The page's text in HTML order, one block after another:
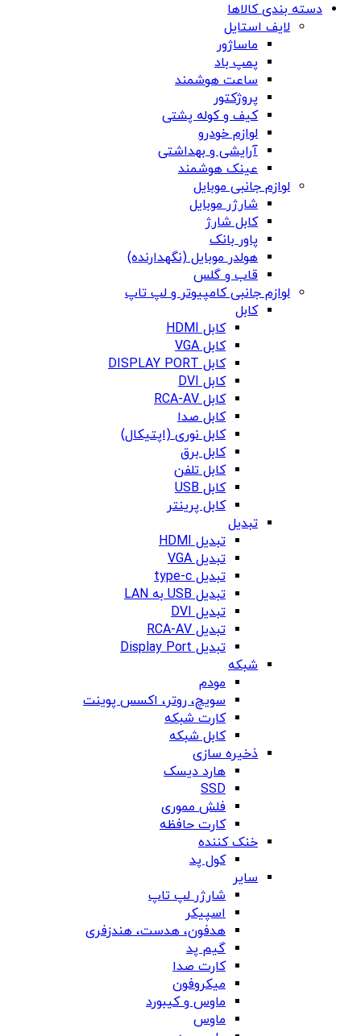
دسته بندی کالاها
لایف استایل
ماساژور
پمپ باد
ساعت هوشمند
پروژکتور
کیف و کوله پشتی
لوازم خودرو
آرایشی و بهداشتی
عینک هوشمند
لوازم جانبی موبایل
شارژر موبایل
کابل شارژ
پاور بانک
هولدر موبایل (نگهدارنده)
قاب و گلس
لوازم جانبی کامپیوتر و لپ تاپ
کابل
کابل HDMI
کابل VGA
کابل DISPLAY PORT
کابل DVI
کابل RCA-AV
کابل صدا
کابل نوری (اپتیکال)
کابل برق
کابل تلفن
کابل USB
کابل پرینتر
تبدیل
تبدیل HDMI
تبدیل VGA
تبدیل type-c
تبدیل USB به LAN
تبدیل DVI
تبدیل RCA-AV
تبدیل Display Port
شبکه
مودم
سویچ، روتر، اکسس پوینت
کارت شبکه
کابل شبکه
ذخیره سازی
هارد دیسک
SSD
فلش مموری
کارت حافظه
خنک کننده
کول پد
سایر
شارژر لپ تاپ
اسپیکر
هدفون، هدست، هندزفری
گیم پد
کارت صدا
میکروفون
ماوس و کیبورد
ماوس